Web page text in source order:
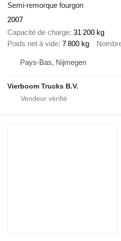
Semi-remorque fourgon
2007
Capacité de charge 31 200 kg
Poids net à vide 7 800 kg
Pays-Bas, Nijmegen
Vierboom Trucks B.V.